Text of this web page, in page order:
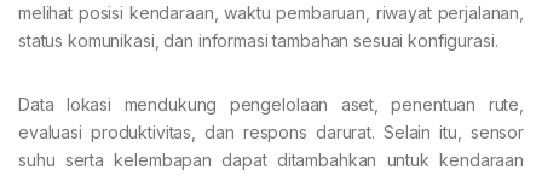
melihat posisi kendaraan, waktu pembaruan, riwayat perjalanan,
status komunikasi, dan informasi tambahan sesuai konfigurasi.
Data lokasi mendukung pengelolaan aset, penentuan rute,
evaluasi produktivitas, dan respons darurat. Selain itu, sensor
suhu serta kelembapan dapat ditambahkan untuk kendaraan